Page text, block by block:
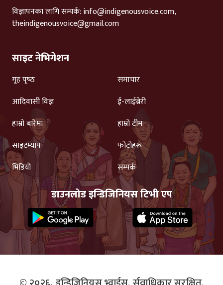
विज्ञापनका लागि सम्पर्क: info@indigenousvoice.com,
theindigenousvoice@gmail.com
साइट नेभिगेशन
गृह पृष्‍ठ
समाचार
आदिवासी विज्ञ
ई-लाईब्रेरी
हाम्रो बारेमा
हाम्रो टीम
साइटम्याप
फोटोहरू
भिडियो
सम्पर्क
डाउनलोड इन्डिजिनियस टिभी एप